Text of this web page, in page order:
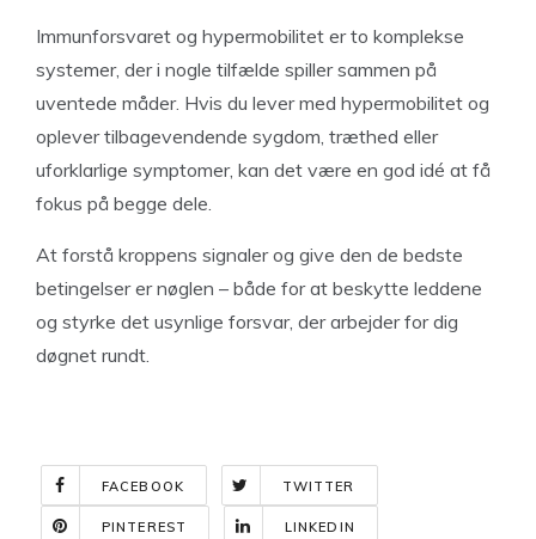
Immunforsvaret og hypermobilitet er to komplekse
systemer, der i nogle tilfælde spiller sammen på
uventede måder. Hvis du lever med hypermobilitet og
oplever tilbagevendende sygdom, træthed eller
uforklarlige symptomer, kan det være en god idé at få
fokus på begge dele.
At forstå kroppens signaler og give den de bedste
betingelser er nøglen – både for at beskytte leddene
og styrke det usynlige forsvar, der arbejder for dig
døgnet rundt.
FACEBOOK TWITTER
PINTEREST LINKEDIN